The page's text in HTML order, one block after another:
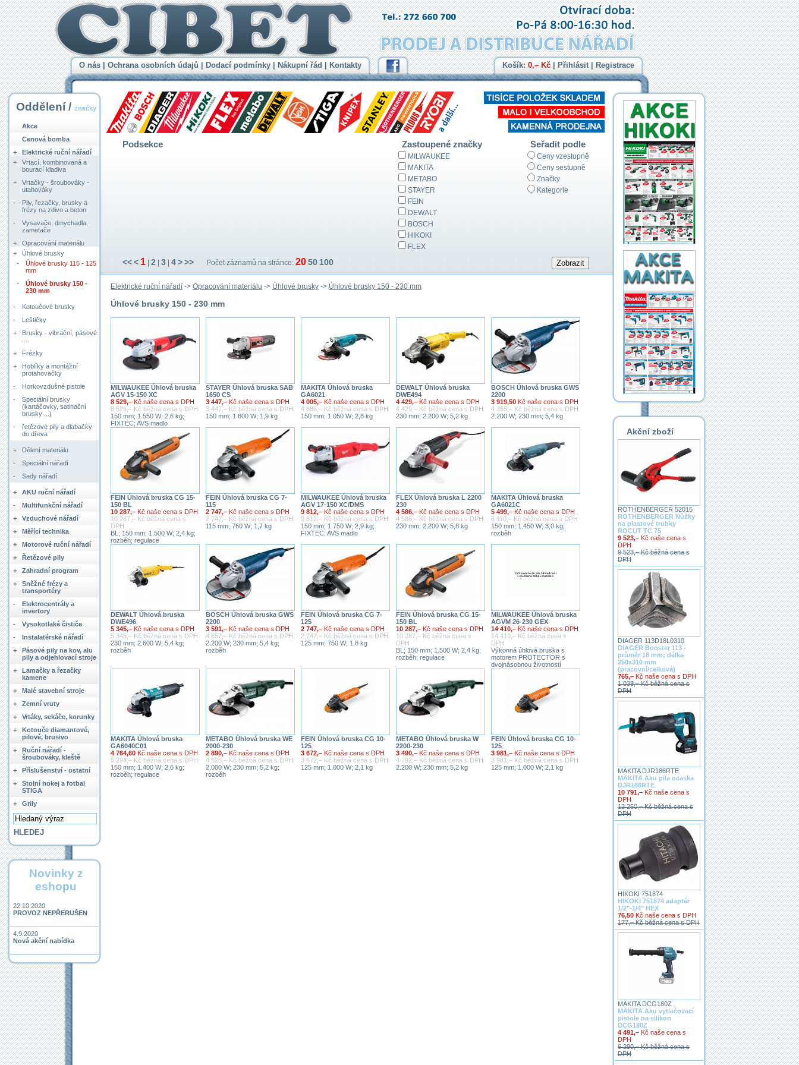
O nás Ochrana osobních údajů Dodací podmínky Nákupní řád Kontakty Košík: 0,– Kč Přihlásit| Registrace
Podsekce Zastoupené značky
MILWAUKEE
MAKITA
METABO
STAYER
FEIN
DEWALT
BOSCH
HIKOKI
FLEX
Seřadit podle
Ceny vzestupně
Ceny sestupně
Značky
Kategorie
<<< 1 2 3 4>>> Počet záznamů na stránce: 2050 100
Elektrické ruční nářadí -> Opracování materiálu -> Úhlové brusky -> Úhlové brusky 150 - 230 mm
Úhlové brusky 150 - 230 mm
MILWAUKEE Úhlová bruska
AGV 15-150 XC
8 529,– Kč naše cena s DPH
8 529,– Kč běžná cena s DPH
150 mm; 1.550 W; 2,6 kg;
FIXTEC; AVS madlo
STAYER Úhlová bruska SAB
1650 CS
3 447,– Kč naše cena s DPH
3 447,– Kč běžná cena s DPH
150 mm; 1.600 W; 1,9 kg
MAKITA Úhlová bruska
GA6021
4 005,– Kč naše cena s DPH
4 886,– Kč běžná cena s DPH
150 mm; 1.050 W; 2,8 kg
DEWALT Úhlová bruska
DWE494
4 429,– Kč naše cena s DPH
4 429,– Kč běžná cena s DPH
230 mm; 2.200 W; 5,2 kg
BOSCH Úhlová bruska GWS
2200
3 919,50 Kč naše cena s DPH
4 355,– Kč běžná cena s DPH
2.200 W; 230 mm; 5,4 kg
FEIN Úhlová bruska CG 15-
150 BL
10 287,– Kč naše cena s DPH
10 287,– Kč běžná cena s
DPH
BL; 150 mm; 1.500 W; 2,4 kg;
rozběh; regulace
FEIN Úhlová bruska CG 7-
115
2 747,– Kč naše cena s DPH
2 747,– Kč běžná cena s DPH
115 mm; 760 W; 1,7 kg
MILWAUKEE Úhlová bruska
AGV 17-150 XC/DMS
9 812,– Kč naše cena s DPH
9 812,– Kč běžná cena s DPH
150 mm; 1.750 W; 2,9 kg;
FIXTEC; AVS madlo
FLEX Úhlová bruska L 2200
230
4 586,– Kč naše cena s DPH
4 586,– Kč běžná cena s DPH
230 mm; 2.200 W; 5,8 kg
MAKITA Úhlová bruska
GA6021C
5 499,– Kč naše cena s DPH
6 110,– Kč běžná cena s DPH
150 mm; 1.450 W; 3,0 kg;
rozběh
DEWALT Úhlová bruska
DWE496
5 345,– Kč naše cena s DPH
5 345,– Kč běžná cena s DPH
230 mm; 2.600 W; 5,4 kg;
rozběh
BOSCH Úhlová bruska GWS
2200
3 591,– Kč naše cena s DPH
4 657,– Kč běžná cena s DPH
2.200 W; 230 mm; 5,4 kg;
rozběh
FEIN Úhlová bruska CG 7-
125
2 747,– Kč naše cena s DPH
2 747,– Kč běžná cena s DPH
125 mm; 750 W; 1,8 kg
FEIN Úhlová bruska CG 15-
150 BL
10 287,– Kč naše cena s DPH
10 287,– Kč běžná cena s
DPH
BL; 150 mm; 1.500 W; 2,4 kg;
rozběh; regulace
MILWAUKEE Úhlová bruska
AGVM 26-230 GEX
14 410,– Kč naše cena s DPH
14 410,– Kč běžná cena s
DPH
Výkonná úhlová bruska s
motorem PROTECTOR s
dvojnásobnou životností
MAKITA Úhlová bruska
GA6040C01
4 764,60 Kč naše cena s DPH
5 294,– Kč běžná cena s DPH
150 mm; 1.400 W; 2,6 kg;
rozběh; regulace
METABO Úhlová bruska WE
2000-230
2 890,– Kč naše cena s DPH
4 525,– Kč běžná cena s DPH
2.000 W; 230 mm; 5,2 kg;
rozběh
FEIN Úhlová bruska CG 10-
125
3 672,– Kč naše cena s DPH
3 672,– Kč běžná cena s DPH
125 mm; 1.000 W; 2,1 kg
METABO Úhlová bruska W
2200-230
3 490,– Kč naše cena s DPH
4 792,– Kč běžná cena s DPH
2.200 W; 230 mm; 5,2 kg
FEIN Úhlová bruska CG 10-
125
3 981,– Kč naše cena s DPH
3 981,– Kč běžná cena s DPH
125 mm; 1.000 W; 2,1 kg
Oddělení / značky
Akce
Cenová bomba
+
Elektrické ruční nářadí
+
Vrtací, kombinovaná a
bourací kladiva
+
Vrtačky - šroubováky -
utahováky
-
Pily, řezačky, brusky a
frézy na zdivo a beton
-
Vysavače, dmychadla,
zametače
+
Opracování materiálu
+
Úhlové brusky
-
Úhlové brusky 115 - 125
mm
-
Úhlové brusky 150 -
230 mm
-
Kotoučové brusky
-
Leštičky
+
Brusky - vibrační, pásové
+
Frézky
+
Hoblíky a montážní
protahovačky
-
Horkovzdušné pistole
-
Speciální brusky
(kartáčovky, satinační
brusky ...)
-
řetězové pily a dlabačky
do dřeva
+
Dělení materiálu
-
Speciální nářadí
-
Sady nářadí
+
AKU ruční nářadí
-
Multifunkční nářadí
+
Vzduchové nářadí
+
Měřící technika
+
Motorové ruční nářadí
+
Řetězové pily
+
Zahradní program
+
Sněžné frézy a
transportéry
-
Elektrocentrály a
invertory
-
Vysokotlaké čističe
-
Instalatérské nářadí
+
Pásové pily na kov, alu
pily a odjehlovací stroje
+
Lamačky a řezačky
kamene
+
Malé stavební stroje
+
Zemní vruty
+
Vrtáky, sekáče, korunky
+
Kotouče diamantové,
pilové, brusivo
+
Ruční nářadí -
šroubováky, kleště
+
Příslušenství - ostatní
+
Stolní hokej a fotbal
STIGA
+
Grily
Novinky z
eshopu
22.10.2020
PROVOZ NEPŘERUŠEN
4.9.2020
Nová akční nabídka
Akční zboží
ROTHENBERGER 52015
ROTHENBERGER Nůžky
na plastové trubky
ROCUT TC 75
9 523,– Kč naše cena s
DPH
9 523,– Kč běžná cena s
DPH
DIAGER 113D18L0310
DIAGER Booster 113 -
průměr 18 mm; délka
250x310 mm
(pracovní/celková)
765,– Kč naše cena s DPH
1 039,– Kč běžná cena s
DPH
MAKITA DJR186RTE
MAKITA Aku pila ocaska
DJR186RTE
10 791,– Kč naše cena s
DPH
13 250,– Kč běžná cena s
DPH
HIKOKI 751874
HIKOKI 751874 adaptér
1/2"-1/4" HEX
76,50 Kč naše cena s DPH
177,– Kč běžná cena s DPH
MAKITA DCG180Z
MAKITA Aku vytlačovací
pistole na silikon
DCG180Z
4 491,– Kč naše cena s
DPH
6 290,– Kč běžná cena s
DPH